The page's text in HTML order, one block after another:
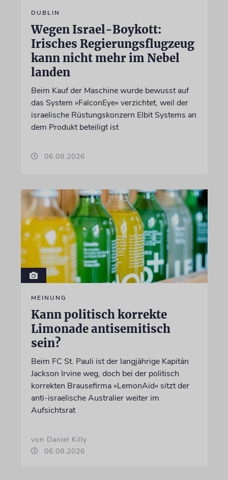
DUBLIN
Wegen Israel-Boykott:
Irisches Regierungsflugzeug
kann nicht mehr im Nebel
landen
Beim Kauf der Maschine wurde bewusst auf
das System »FalconEye« verzichtet, weil der
israelische Rüstungskonzern Elbit Systems an
dem Produkt beteiligt ist
06.08.2026
MEINUNG
Kann politisch korrekte
Limonade antisemitisch
sein?
Beim FC St. Pauli ist der langjährige Kapitän
Jackson Irvine weg, doch bei der politisch
korrekten Brausefirma »LemonAid« sitzt der
anti-israelische Australier weiter im
Aufsichtsrat
von Daniel Killy
06.08.2026